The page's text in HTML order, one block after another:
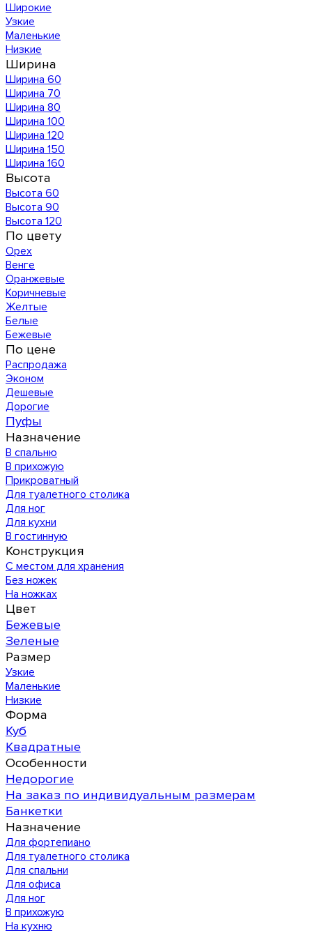
Широкие
Узкие
Маленькие
Низкие
Ширина
Ширина 60
Ширина 70
Ширина 80
Ширина 100
Ширина 120
Ширина 150
Ширина 160
Высота
Высота 60
Высота 90
Высота 120
По цвету
Орех
Венге
Оранжевые
Коричневые
Желтые
Белые
Бежевые
По цене
Распродажа
Эконом
Дешевые
Дорогие
Пуфы
Назначение
В спальню
В прихожую
Прикроватный
Для туалетного столика
Для ног
Для кухни
В гостинную
Конструкция
С местом для хранения
Без ножек
На ножках
Цвет
Бежевые
Зеленые
Размер
Узкие
Маленькие
Низкие
Форма
Куб
Квадратные
Особенности
Недорогие
На заказ по индивидуальным размерам
Банкетки
Назначение
Для фортепиано
Для туалетного столика
Для спальни
Для офиса
Для ног
В прихожую
На кухню